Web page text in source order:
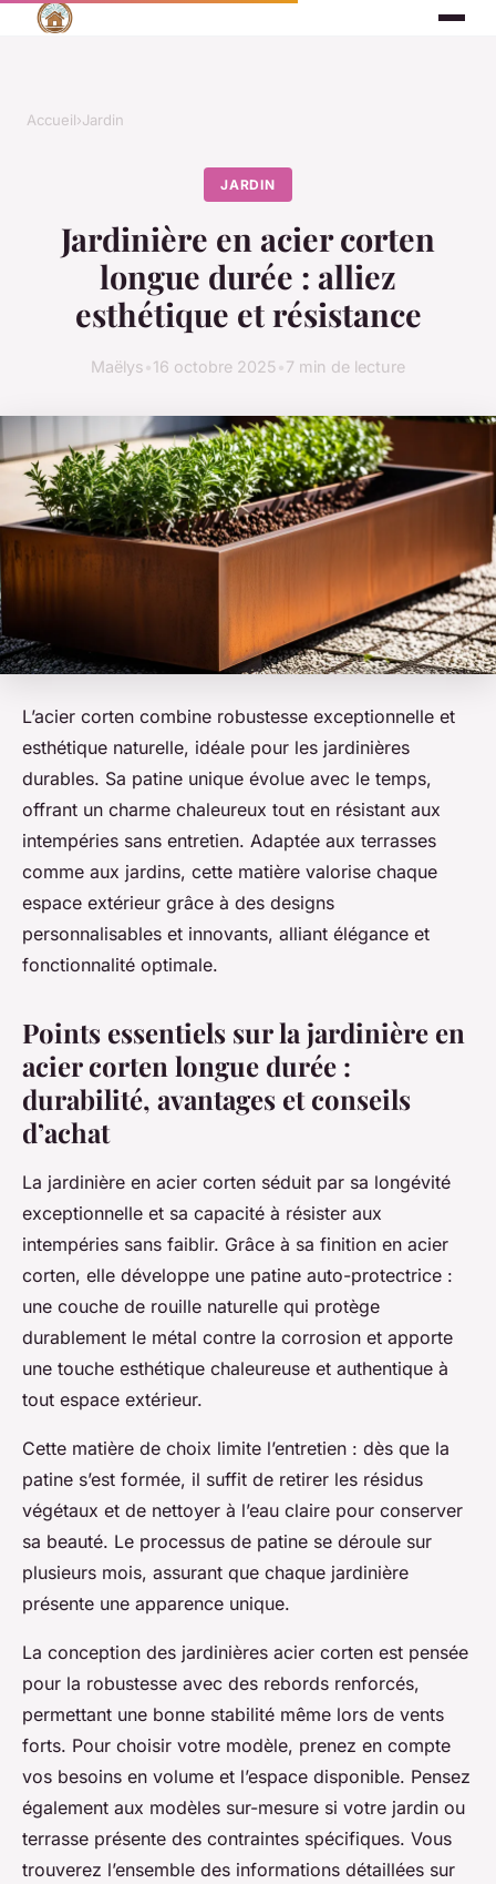
Accueil›Jardin
JARDIN
Jardinière en acier corten
longue durée : alliez
esthétique et résistance
Maëlys 16 octobre 2025 7 min de lecture
L’acier corten combine robustesse exceptionnelle et
esthétique naturelle, idéale pour les jardinières
durables. Sa patine unique évolue avec le temps,
offrant un charme chaleureux tout en résistant aux
intempéries sans entretien. Adaptée aux terrasses
comme aux jardins, cette matière valorise chaque
espace extérieur grâce à des designs
personnalisables et innovants, alliant élégance et
fonctionnalité optimale.
Points essentiels sur la jardinière en
acier corten longue durée :
durabilité, avantages et conseils
d’achat
La jardinière en acier corten séduit par sa longévité
exceptionnelle et sa capacité à résister aux
intempéries sans faiblir. Grâce à sa finition en acier
corten, elle développe une patine auto-protectrice :
une couche de rouille naturelle qui protège
durablement le métal contre la corrosion et apporte
une touche esthétique chaleureuse et authentique à
tout espace extérieur.
Cette matière de choix limite l’entretien : dès que la
patine s’est formée, il suffit de retirer les résidus
végétaux et de nettoyer à l’eau claire pour conserver
sa beauté. Le processus de patine se déroule sur
plusieurs mois, assurant que chaque jardinière
présente une apparence unique.
La conception des jardinières acier corten est pensée
pour la robustesse avec des rebords renforcés,
permettant une bonne stabilité même lors de vents
forts. Pour choisir votre modèle, prenez en compte
vos besoins en volume et l’espace disponible. Pensez
également aux modèles sur-mesure si votre jardin ou
terrasse présente des contraintes spécifiques. Vous
trouverez l’ensemble des informations détaillées sur